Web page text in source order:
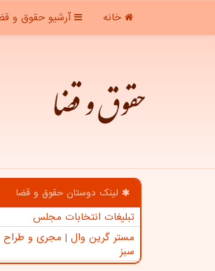
خانه آرشیو حقوق و
حقوق و قضا
لینک دوستان حقوق و قضا
تبلیغات انتخابات مجلس
مستر گرین وال | مجری و طراح
سبز